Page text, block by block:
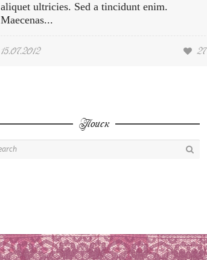
aliquet ultricies. Sed a tincidunt enim.
Maecenas...
15.07.2012 27
Поиск